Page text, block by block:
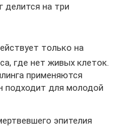
делится на три
только на
где нет живых клеток.
применяются
подходит для молодой
эпителия